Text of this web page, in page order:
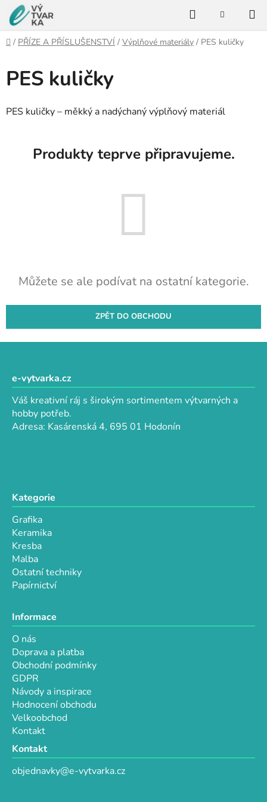
Přejít
na
obsah
HledatNÁKUPNÍ
Domů
/ PŘÍZE A PŘÍSLUŠENSTVÍ / Výplňové materiály / PES kuličky
PES kuličky
PES kuličky – měkký a nadýchaný výplňový materiál
Produkty teprve připravujeme.
Můžete se ale podívat na ostatní kategorie.
ZPĚT DO OBCHODU
e-vytvarka.cz
Váš kreativní ráj s širokým sortimentem výtvarných a
hobby potřeb.
Adresa: Kasárenská 4, 695 01 Hodonín
Kategorie
Grafika
Keramika
Kresba
Malba
Ostatní techniky
Papírnictví
Informace
O nás
Doprava a platba
Obchodní podmínky
GDPR
Návody a inspirace
Hodnocení obchodu
Velkoobchod
Kontakt
Kontakt
objednavky@e-vytvarka.cz